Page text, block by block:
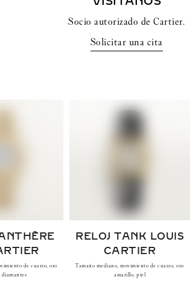
Socio autorizado de Cartier.
Solicitar una cita
de cuarzo, oro
diamantes
RELOJ TANK LOUIS
CARTIER
Tamaño mediano, movimiento de cuarzo, oro
amarillo, piel